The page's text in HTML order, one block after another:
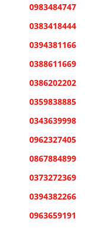
0983484747
0383418444
0394381166
0388611669
0386202202
0359838885
0343639998
0962327405
0867884899
0373272369
0394382266
0963659191